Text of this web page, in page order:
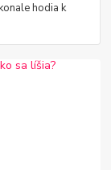
hodia k